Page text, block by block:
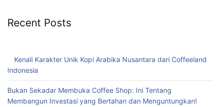
Recent Posts
Kenali Karakter Unik Kopi Arabika Nusantara dari Coffeeland
Indonesia
Bukan Sekadar Membuka Coffee Shop: Ini Tentang
Membangun Investasi yang Bertahan dan Menguntungkan!